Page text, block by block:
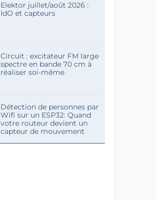
Elektor juillet/août 2026 :
IdO et capteurs
Circuit : excitateur FM large
spectre en bande 70 cm à
réaliser soi-même
Détection de personnes par
Wifi sur un ESP32: Quand
votre routeur devient un
capteur de mouvement